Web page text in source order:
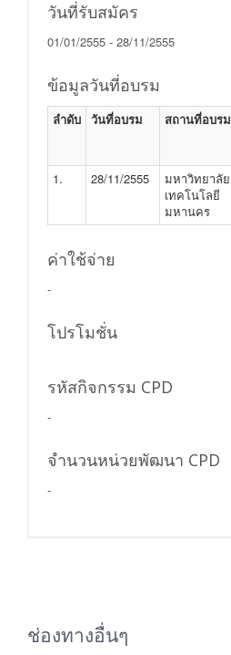
วันที่รับสมัคร
01/01/2555 - 28/11/2555
ข้อมูลวันที่อบรม
ลำดับ วันที่อบรม สถานที่อบรม
1.
28/11/2555
มหาวิทยาลัย
เทคโนโลยี
มหานคร
ค่าใช้จ่าย
-
โปรโมชั่น
รหัสกิจกรรม CPD
-
จำนวนหน่วยพัฒนา CPD
-
ช่องทางอื่นๆ